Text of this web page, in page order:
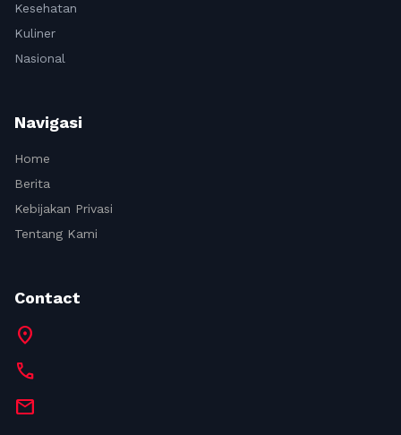
Kesehatan
Kuliner
Nasional
Navigasi
Home
Berita
Kebijakan Privasi
Tentang Kami
Contact
location_on
call
mail